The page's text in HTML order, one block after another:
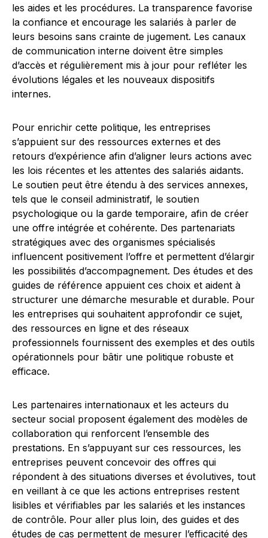
les aides et les procédures. La transparence favorise
la confiance et encourage les salariés à parler de
leurs besoins sans crainte de jugement. Les canaux
de communication interne doivent être simples
d’accès et régulièrement mis à jour pour refléter les
évolutions légales et les nouveaux dispositifs
internes.
Pour enrichir cette politique, les entreprises
s’appuient sur des ressources externes et des
retours d’expérience afin d’aligner leurs actions avec
les lois récentes et les attentes des salariés aidants.
Le soutien peut être étendu à des services annexes,
tels que le conseil administratif, le soutien
psychologique ou la garde temporaire, afin de créer
une offre intégrée et cohérente. Des partenariats
stratégiques avec des organismes spécialisés
influencent positivement l’offre et permettent d’élargir
les possibilités d’accompagnement. Des études et des
guides de référence appuient ces choix et aident à
structurer une démarche mesurable et durable. Pour
les entreprises qui souhaitent approfondir ce sujet,
des ressources en ligne et des réseaux
professionnels fournissent des exemples et des outils
opérationnels pour bâtir une politique robuste et
efficace.
Les partenaires internationaux et les acteurs du
secteur social proposent également des modèles de
collaboration qui renforcent l’ensemble des
prestations. En s’appuyant sur ces ressources, les
entreprises peuvent concevoir des offres qui
répondent à des situations diverses et évolutives, tout
en veillant à ce que les actions entreprises restent
lisibles et vérifiables par les salariés et les instances
de contrôle. Pour aller plus loin, des guides et des
études de cas permettent de mesurer l’efficacité des